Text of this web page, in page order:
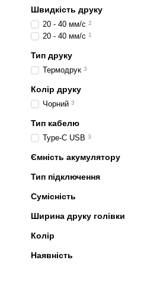
Швидкість друку
20 - 40 мм/с 2
20 - 40 мм/с 1
Тип друку
Термодрук 3
Колір друку
Чорний 3
Тип кабелю
Type-C USB 3
Ємність акумулятору
Тип підключення
Сумісність
Ширина друку голівки
Колір
Наявність